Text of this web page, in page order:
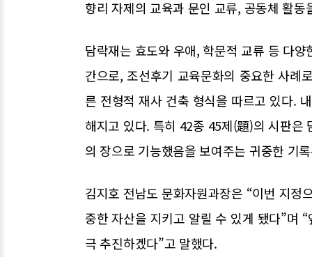
향리 자제의 교육과 문인 교류, 공동체 활
담락재는 효도와 우애, 학문적 교류 등 다
간으로, 조선후기 교육문화의 중요한 사례
른 전형적 재사 건축 형식을 따르고 있다.
해지고 있다. 특히 42종 45제(題)의 시판은
의 장으로 기능했음을 보여주는 귀중한 기
김지호 전남도 문화자원과장은 “이번 지정
중한 자산을 지키고 알릴 수 있게 됐다”며
극 추진하겠다”고 말했다.